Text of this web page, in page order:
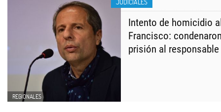
REGIONALES
Intento de homicidio
Francisco:
prisión al responsable